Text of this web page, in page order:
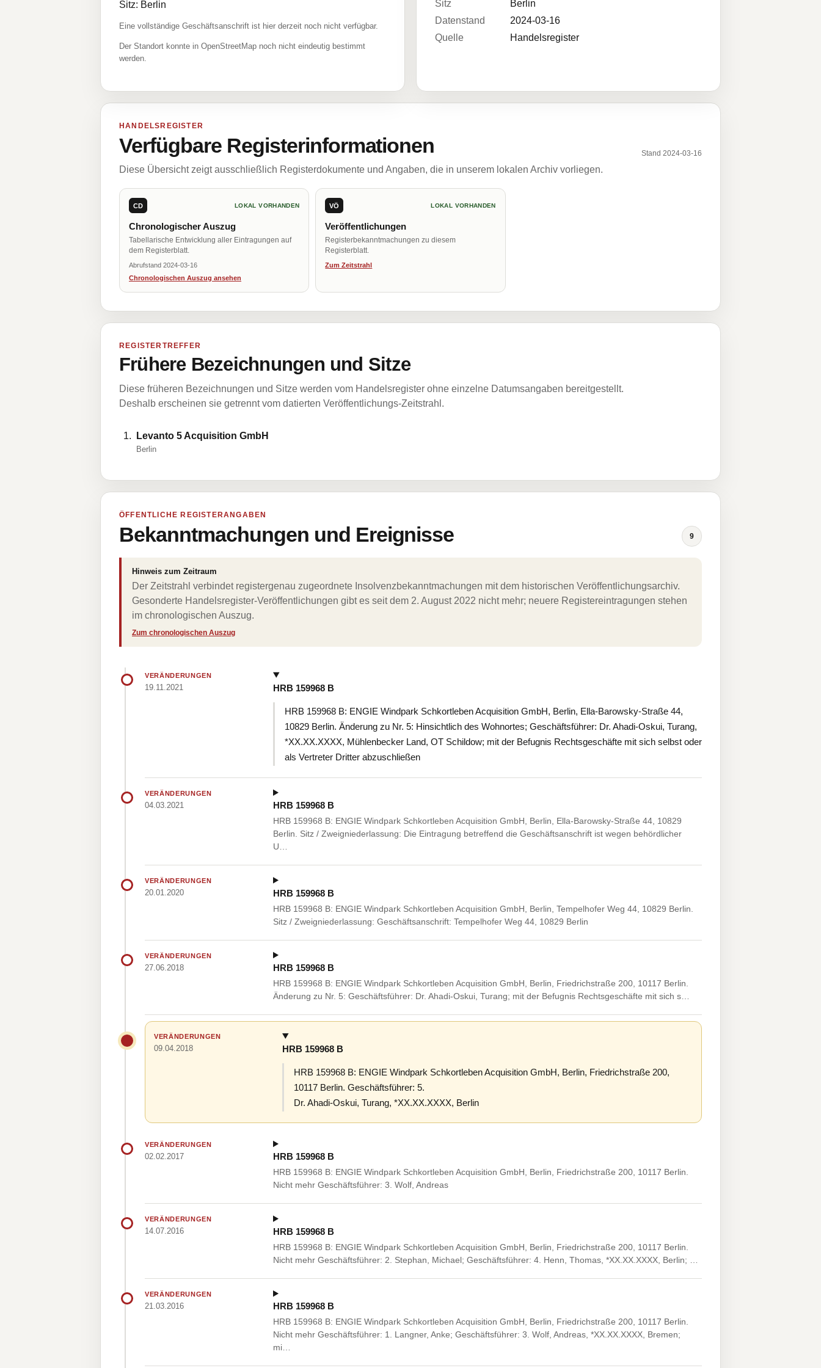
Sitz: Berlin
Eine vollständige Geschäftsanschrift ist hier derzeit noch nicht verfügbar.
Der Standort konnte in OpenStreetMap noch nicht eindeutig bestimmt
werden.
Sitz
Berlin
Datenstand
2024-03-16
Quelle
Handelsregister
HANDELSREGISTER
Verfügbare Registerinformationen Stand 2024-03-16
Diese Übersicht zeigt ausschließlich Registerdokumente und Angaben, die in unserem lokalen Archiv vorliegen.
CD LOKAL VORHANDEN
Chronologischer Auszug
Tabellarische Entwicklung aller Eintragungen auf
dem Registerblatt.
Abrufstand 2024-03-16
Chronologischen Auszug ansehen
VÖ LOKAL VORHANDEN
Veröffentlichungen
Registerbekanntmachungen zu diesem
Registerblatt.
Zum Zeitstrahl
REGISTERTREFFER
Frühere Bezeichnungen und Sitze
Diese früheren Bezeichnungen und Sitze werden vom Handelsregister ohne einzelne Datumsangaben bereitgestellt.
Deshalb erscheinen sie getrennt vom datierten Veröffentlichungs-Zeitstrahl.
Levanto 5 Acquisition GmbH
Berlin
ÖFFENTLICHE REGISTERANGABEN
Bekanntmachungen und Ereignisse 9
Hinweis zum Zeitraum
Der Zeitstrahl verbindet registergenau zugeordnete Insolvenzbekanntmachungen mit dem historischen Veröffentlichungsarchiv.
Gesonderte Handelsregister-Veröffentlichungen gibt es seit dem 2. August 2022 nicht mehr; neuere Registereintragungen stehen
im chronologischen Auszug.
Zum chronologischen Auszug
VERÄNDERUNGEN
19.11.2021 HRB 159968 B
HRB 159968 B: ENGIE Windpark Schkortleben Acquisition GmbH, Berlin, Ella-Barowsky-Straße 44,
10829 Berlin. Änderung zu Nr. 5: Hinsichtlich des Wohnortes; Geschäftsführer: Dr. Ahadi-Oskui, Turang,
*XX.XX.XXXX, Mühlenbecker Land, OT Schildow; mit der Befugnis Rechtsgeschäfte mit sich selbst oder
als Vertreter Dritter abzuschließen
VERÄNDERUNGEN
04.03.2021 HRB 159968 B
HRB 159968 B: ENGIE Windpark Schkortleben Acquisition GmbH, Berlin, Ella-Barowsky-Straße 44, 10829
Berlin. Sitz / Zweigniederlassung: Die Eintragung betreffend die Geschäftsanschrift ist wegen behördlicher
U…
VERÄNDERUNGEN
20.01.2020 HRB 159968 B
HRB 159968 B: ENGIE Windpark Schkortleben Acquisition GmbH, Berlin, Tempelhofer Weg 44, 10829 Berlin.
Sitz / Zweigniederlassung: Geschäftsanschrift: Tempelhofer Weg 44, 10829 Berlin
VERÄNDERUNGEN
27.06.2018 HRB 159968 B
HRB 159968 B: ENGIE Windpark Schkortleben Acquisition GmbH, Berlin, Friedrichstraße 200, 10117 Berlin.
Änderung zu Nr. 5: Geschäftsführer: Dr. Ahadi-Oskui, Turang; mit der Befugnis Rechtsgeschäfte mit sich s…
VERÄNDERUNGEN
09.04.2018 HRB 159968 B
HRB 159968 B: ENGIE Windpark Schkortleben Acquisition GmbH, Berlin, Friedrichstraße 200,
10117 Berlin. Geschäftsführer: 5.
Dr. Ahadi-Oskui, Turang, *XX.XX.XXXX, Berlin
VERÄNDERUNGEN
02.02.2017 HRB 159968 B
HRB 159968 B: ENGIE Windpark Schkortleben Acquisition GmbH, Berlin, Friedrichstraße 200, 10117 Berlin.
Nicht mehr Geschäftsführer: 3. Wolf, Andreas
VERÄNDERUNGEN
14.07.2016 HRB 159968 B
HRB 159968 B: ENGIE Windpark Schkortleben Acquisition GmbH, Berlin, Friedrichstraße 200, 10117 Berlin.
Nicht mehr Geschäftsführer: 2. Stephan, Michael; Geschäftsführer: 4. Henn, Thomas, *XX.XX.XXXX, Berlin; …
VERÄNDERUNGEN
21.03.2016 HRB 159968 B
HRB 159968 B: ENGIE Windpark Schkortleben Acquisition GmbH, Berlin, Friedrichstraße 200, 10117 Berlin.
Nicht mehr Geschäftsführer: 1. Langner, Anke; Geschäftsführer: 3. Wolf, Andreas, *XX.XX.XXXX, Bremen;
mi…